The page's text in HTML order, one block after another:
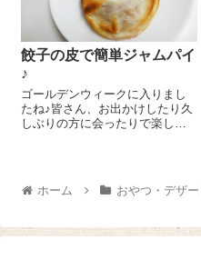
餃子の皮で簡単ジャムパイ
♪
ゴールデンウィークに入りまし
たね♪皆さん、お出かけしたり久
しぶりの方に会ったりで楽しく
したりしています。子どもと一
緒におやつを作ったりするにも
ホーム おやつ・デザ